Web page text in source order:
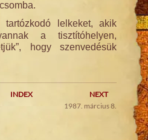
lelkeket, akik
a tisztítóhelyen,
hogy szenvedésük
INDEX
NEXT
1987. március 8.